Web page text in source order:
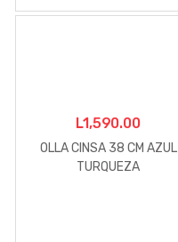
L1,590.00
OLLA CINSA 38 CM AZUL
TURQUEZA